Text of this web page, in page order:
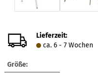
Lieferzeit:
ca. 6 - 7 Wochen
Größe: